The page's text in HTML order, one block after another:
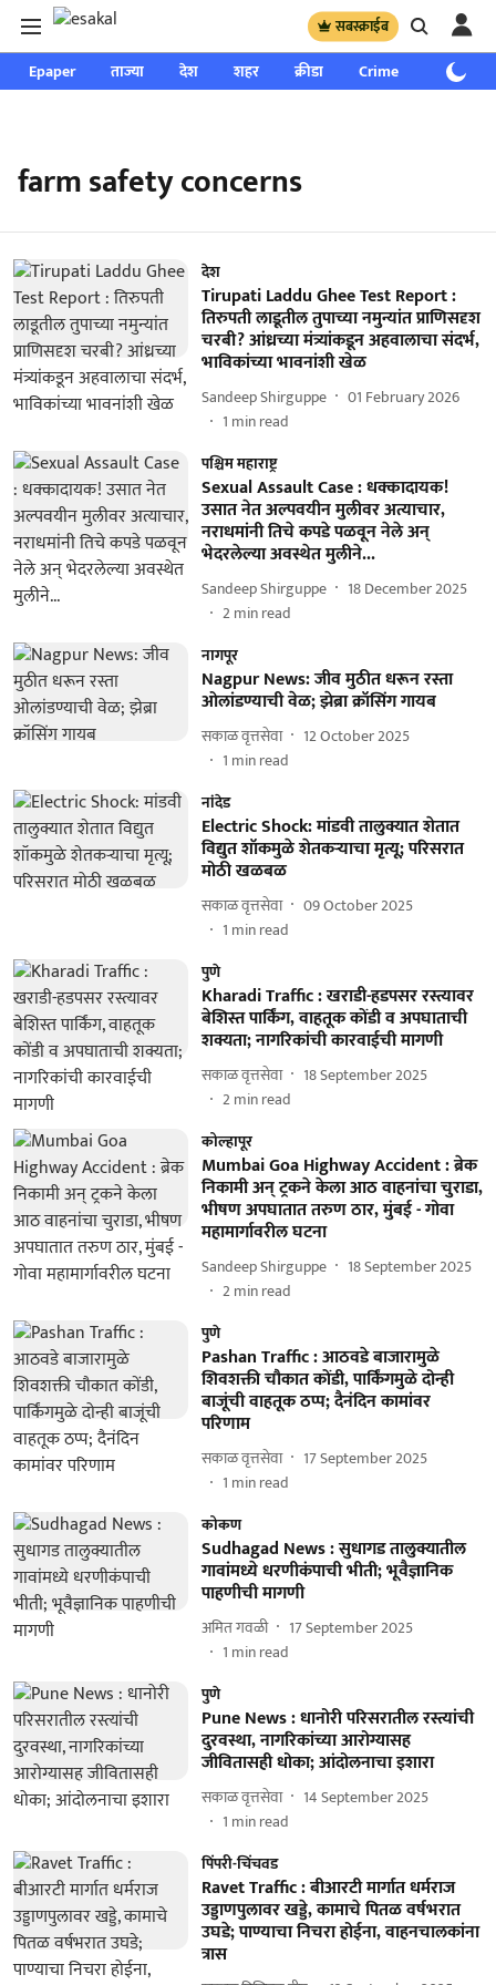
सबस्क्राईब
Epaper ताज्या देश शहर क्रीडा Crime साप्ताहिक
farm safety concerns
देश
Tirupati Laddu Ghee Test Report :
तिरुपती लाडूतील तुपाच्या नमुन्यांत प्राणिसदृश
चरबी? आंध्रच्या मंत्र्यांकडून अहवालाचा संदर्भ,
भाविकांच्या भावनांशी खेळ
Sandeep Shirguppe
01 February 2026
1 min read
पश्चिम महाराष्ट्र
Sexual Assault Case : धक्कादायक!
उसात नेत अल्पवयीन मुलीवर अत्याचार,
नराधमांनी तिचे कपडे पळवून नेले अन्
भेदरलेल्या अवस्थेत मुलीने...
Sandeep Shirguppe
18 December 2025
2min read
नागपूर
Nagpur News: जीव मुठीत धरून रस्ता
ओलांडण्याची वेळ; झेब्रा क्रॉसिंग गायब
सकाळ वृत्तसेवा
12 October 2025
1 min read
नांदेड
Electric Shock: मांडवी तालुक्यात शेतात
विद्युत शॉकमुळे शेतकऱ्याचा मृत्यू; परिसरात
मोठी खळबळ
सकाळ वृत्तसेवा
09 October 2025
1 min read
पुणे
Kharadi Traffic : खराडी-हडपसर रस्त्यावर
बेशिस्त पार्किंग, वाहतूक कोंडी व अपघाताची
शक्यता; नागरिकांची कारवाईची मागणी
सकाळ वृत्तसेवा
18 September 2025
2min read
कोल्हापूर
Mumbai Goa Highway Accident : ब्रेक
निकामी अन् ट्रकने केला आठ वाहनांचा चुराडा,
भीषण अपघातात तरुण ठार, मुंबई - गोवा
महामार्गावरील घटना
Sandeep Shirguppe
18 September 2025
2min read
पुणे
Pashan Traffic : आठवडे बाजारामुळे
शिवशक्ती चौकात कोंडी, पार्किंगमुळे दोन्ही
बाजूंची वाहतूक ठप्प; दैनंदिन कामांवर
परिणाम
सकाळ वृत्तसेवा
17 September 2025
1 min read
कोकण
Sudhagad News : सुधागड तालुक्यातील
गावांमध्ये धरणीकंपाची भीती; भूवैज्ञानिक
पाहणीची मागणी
अमित गवळी
17 September 2025
1 min read
पुणे
Pune News : धानोरी परिसरातील रस्त्यांची
दुरवस्था, नागरिकांच्या आरोग्यासह
जीवितासही धोका; आंदोलनाचा इशारा
सकाळ वृत्तसेवा
14 September 2025
1 min read
पिंपरी-चिंचवड
Ravet Traffic : बीआरटी मार्गात धर्मराज
उड्डाणपुलावर खड्डे, कामाचे पितळ वर्षभरात
उघडे; पाण्याचा निचरा होईना, वाहनचालकांना
त्रास